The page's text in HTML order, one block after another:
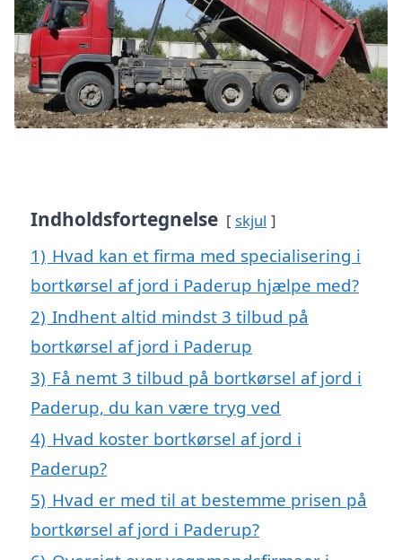
Indholdsfortegnelse skjul
1) Hvad kan et firma med specialisering i
bortkørsel af jord i Paderup hjælpe med?
2) Indhent altid mindst 3 tilbud på
bortkørsel af jord i Paderup
3) Få nemt 3 tilbud på bortkørsel af jord i
Paderup, du kan være tryg ved
4) Hvad koster bortkørsel af jord i
Paderup?
5) Hvad er med til at bestemme prisen på
bortkørsel af jord i Paderup?